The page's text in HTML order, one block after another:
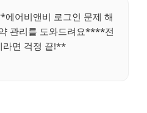
에어비앤비 로그인 문제 해
관리를 도와드려요****전
라면 걱정 끝!**